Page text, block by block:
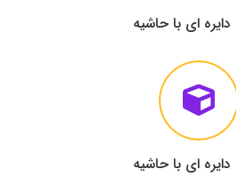
ای با حاشیه
ای با حاشیه